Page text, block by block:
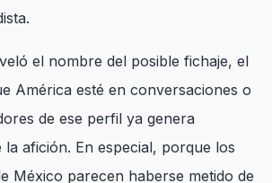
el nombre del posible fichaje, el
América esté en conversaciones o
de ese perfil ya genera
afición. En especial, porque los
México parecen haberse metido de